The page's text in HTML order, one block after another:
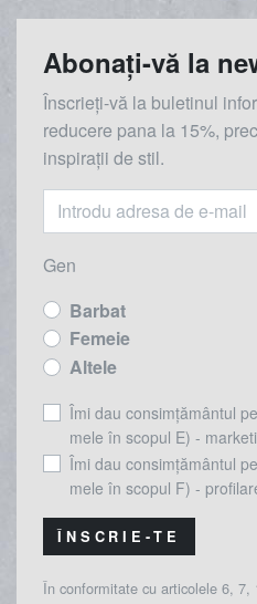
Abonați-vă la
Înscrieți-vă la buletinul
reducere pana la 15%,
inspirații de stil.
Gen
Barbat
Femeie
Altele
Îmi dau consimțământul
mele în scopul E) -
Îmi dau consimțământul
mele în scopul F) -
ÎNSCRIE-TE
În conformitate cu articolele 6,